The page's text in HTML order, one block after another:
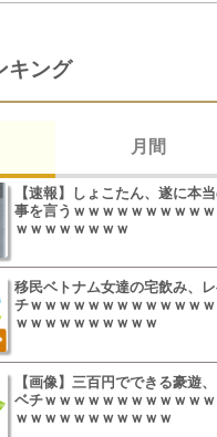
キング
【速報】しょこたん、遂に本
事を言うｗｗｗｗｗｗｗｗｗｗ
ｗｗｗｗｗｗｗｗ
移民ベトナム女達の宅飲み、
チｗｗｗｗｗｗｗｗｗｗｗｗｗ
ｗｗｗｗｗｗｗｗｗｗ
【画像】三百円でできる豪遊
ベチｗｗｗｗｗｗｗｗｗｗｗｗ
ｗｗｗｗｗｗｗｗｗｗｗ
月間
松本若菜(42
た美人おばさ
ｗ
鬼越トマホー
事実上のクビ
【画像】キモ
服一覧がこち
ｗ